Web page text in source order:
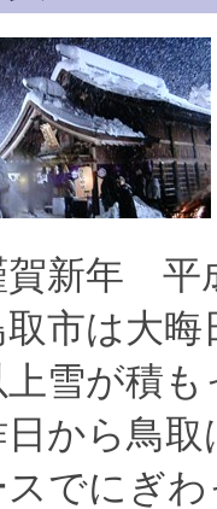
賀新年 平
取市は大
上雪が積
日から鳥
スでにぎ